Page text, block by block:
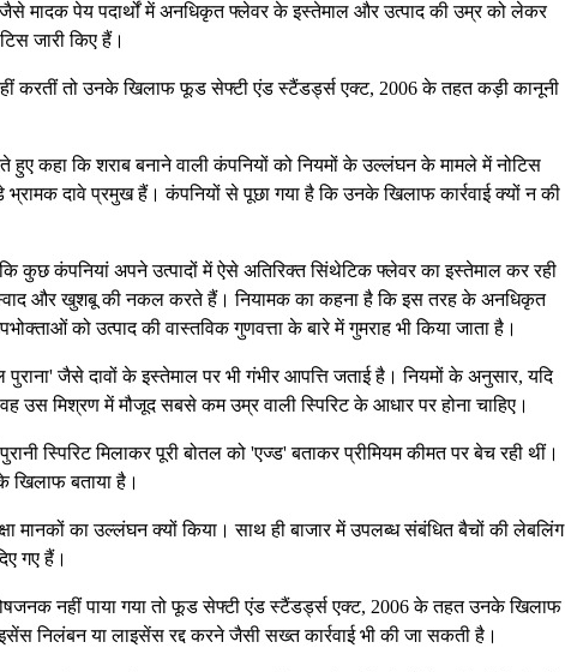
जैसे मादक पेय पदार्थों में अनधिकृत फ्लेवर के इस्तेमाल और उत्पाद की उम्र को लेकर
जारी किए हैं।
करतीं तो उनके खिलाफ फूड सेफ्टी एंड स्टैंडर्ड्स एक्ट, 2006 के तहत कड़ी कानूनी
कहा कि शराब बनाने वाली कंपनियों को नियमों के उल्लंघन के मामले में नोटिस
दावे प्रमुख हैं। कंपनियों से पूछा गया है कि उनके खिलाफ कार्रवाई क्यों न की
कंपनियां अपने उत्पादों में ऐसे अतिरिक्त सिंथेटिक फ्लेवर का इस्तेमाल कर रही
स्वाद और खुशबू की नकल करते हैं। नियामक का कहना है कि इस तरह के अनधिकृत
को उत्पाद की वास्तविक गुणवत्ता के बारे में गुमराह भी किया जाता है।
जैसे दावों के इस्तेमाल पर भी गंभीर आपत्ति जताई है। नियमों के अनुसार, यदि
उस मिश्रण में मौजूद सबसे कम उम्र वाली स्पिरिट के आधार पर होना चाहिए।
स्पिरिट मिलाकर पूरी बोतल को 'एज्ड' बताकर प्रीमियम कीमत पर बेच रही थीं।
बताया है।
मानकों का उल्लंघन क्यों किया। साथ ही बाजार में उपलब्ध संबंधित बैचों की लेबलिंग
गए हैं।
नहीं पाया गया तो फूड सेफ्टी एंड स्टैंडर्ड्स एक्ट, 2006 के तहत उनके खिलाफ
निलंबन या लाइसेंस रद्द करने जैसी सख्त कार्रवाई भी की जा सकती है।